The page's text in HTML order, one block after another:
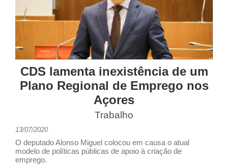
CDS lamenta inexistência de um
Plano Regional de Emprego nos
Açores
Trabalho
13/07/2020
O deputado Alonso Miguel colocou em causa o atual
modelo de políticas públicas de apoio à criação de
emprego.